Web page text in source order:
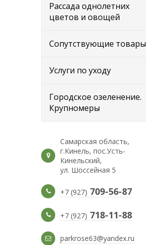
Рассада однолетних
цветов и овощей
Сопутствующие товары
Услуги по уходу
Городское озеленение.
Крупномеры
Самарская область,
г.Кинель, пос.Усть-
Кинельский,
ул. Шоссейная 5
+7 (927) 709-56-87
+7 (927) 718-11-88
parkrose63@yandex.ru